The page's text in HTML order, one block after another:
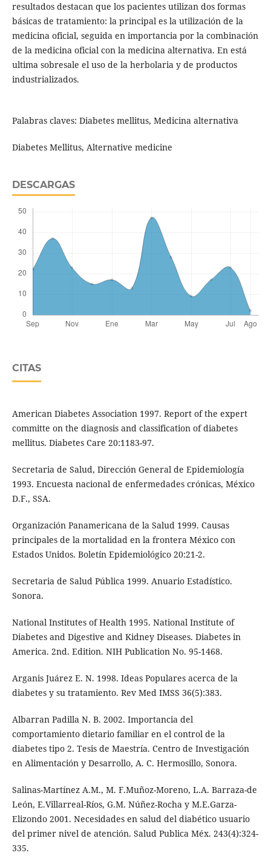
resultados destacan que los pacientes utilizan dos formas
básicas de tratamiento: la principal es la utilización de la
medicina oficial, seguida en importancia por la combinación
de la medicina oficial con la medicina alternativa. En está
ultima sobresale el uso de la herbolaria y de productos
industrializados.
Palabras claves: Diabetes mellitus, Medicina alternativa
Diabetes Mellitus, Alternative medicine
DESCARGAS
CITAS
American Diabetes Association 1997. Report of the expert
committe on the diagnosis and classification of diabetes
mellitus. Diabetes Care 20:1183-97.
Secretaria de Salud, Dirección General de Epidemiología
1993. Encuesta nacional de enfermedades crónicas, México
D.F., SSA.
Organización Panamericana de la Salud 1999. Causas
principales de la mortalidad en la frontera México con
Estados Unidos. Boletín Epidemiológico 20:21-2.
Secretaria de Salud Pública 1999. Anuario Estadístico.
Sonora.
National Institutes of Health 1995. National Institute of
Diabetes and Digestive and Kidney Diseases. Diabetes in
America. 2nd. Edition. NIH Publication No. 95-1468.
Arganis Juárez E. N. 1998. Ideas Populares acerca de la
diabetes y su tratamiento. Rev Med IMSS 36(5):383.
Albarran Padilla N. B. 2002. Importancia del
comportamiento dietario familiar en el control de la
diabetes tipo 2. Tesis de Maestría. Centro de Investigación
en Alimentación y Desarrollo, A. C. Hermosillo, Sonora.
Salinas-Martínez A.M., M. F.Muñoz-Moreno, L.A. Barraza-de
León, E.Villarreal-Ríos, G.M. Núñez-Rocha y M.E.Garza-
Elizondo 2001. Necesidades en salud del diabético usuario
del primer nivel de atención. Salud Publica Méx. 243(4):324-
335.